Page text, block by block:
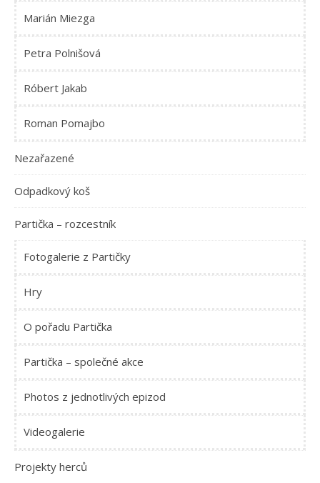
Marián Miezga
Petra Polnišová
Róbert Jakab
Roman Pomajbo
Nezařazené
Odpadkový koš
Partička – rozcestník
Fotogalerie z Partičky
Hry
O pořadu Partička
Partička – společné akce
Photos z jednotlivých epizod
Videogalerie
Projekty herců